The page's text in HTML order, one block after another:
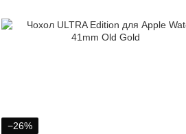
−26%